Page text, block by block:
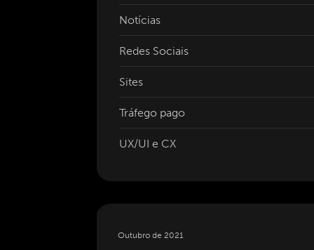
Notícias
Redes Sociais
Sites
Tráfego pago
UX/UI e CX
Outubro de 2021